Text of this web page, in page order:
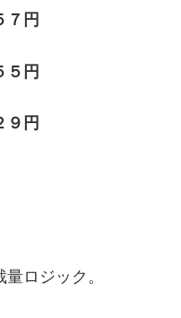
円
円
円
ロジック。